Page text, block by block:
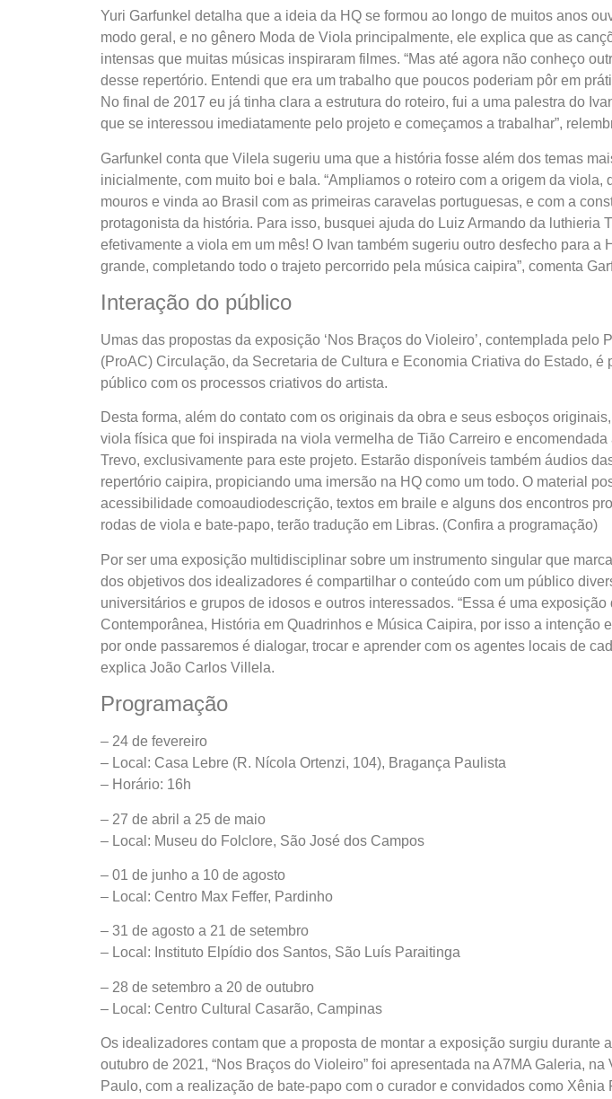
Yuri Garfunkel detalha que a ideia da HQ se formou ao longo de muitos anos
modo geral, e no gênero Moda de Viola principalmente, ele explica que as
intensas que muitas músicas inspiraram filmes. “Mas até agora não conheço
desse repertório. Entendi que era um trabalho que poucos poderiam pôr em
No final de 2017 eu já tinha clara a estrutura do roteiro, fui a uma palestra do
que se interessou imediatamente pelo projeto e começamos a trabalhar”,
Garfunkel conta que Vilela sugeriu uma que a história fosse além dos temas
inicialmente, com muito boi e bala. “Ampliamos o roteiro com a origem da viola,
mouros e vinda ao Brasil com as primeiras caravelas portuguesas, e com a
protagonista da história. Para isso, busquei ajuda do Luiz Armando da luthieria
efetivamente a viola em um mês! O Ivan também sugeriu outro desfecho para a
grande, completando todo o trajeto percorrido pela música caipira”, comenta
Interação do público
Umas das propostas da exposição ‘Nos Braços do Violeiro’, contemplada pelo
(ProAC) Circulação, da Secretaria de Cultura e Economia Criativa do Estado, é
público com os processos criativos do artista.
Desta forma, além do contato com os originais da obra e seus esboços
viola física que foi inspirada na viola vermelha de Tião Carreiro e
Trevo, exclusivamente para este projeto. Estarão disponíveis também áudios
repertório caipira, propiciando uma imersão na HQ como um todo. O material
acessibilidade comoaudiodescrição, textos em braile e alguns dos encontros
rodas de viola e bate-papo, terão tradução em Libras. (Confira a programação)
Por ser uma exposição multidisciplinar sobre um instrumento singular que
dos objetivos dos idealizadores é compartilhar o conteúdo com um público
universitários e grupos de idosos e outros interessados. “Essa é uma exposição
Contemporânea, História em Quadrinhos e Música Caipira, por isso a intenção
por onde passaremos é dialogar, trocar e aprender com os agentes locais de
explica João Carlos Villela.
Programação
– 24 de fevereiro
– Local: Casa Lebre (R. Nícola Ortenzi, 104), Bragança Paulista
– Horário: 16h
– 27 de abril a 25 de maio
– Local: Museu do Folclore, São José dos Campos
– 01 de junho a 10 de agosto
– Local: Centro Max Feffer, Pardinho
– 31 de agosto a 21 de setembro
– Local: Instituto Elpídio dos Santos, São Luís Paraitinga
– 28 de setembro a 20 de outubro
– Local: Centro Cultural Casarão, Campinas
Os idealizadores contam que a proposta de montar a exposição surgiu durante
outubro de 2021, “Nos Braços do Violeiro” foi apresentada na A7MA Galeria,
Paulo, com a realização de bate-papo com o curador e convidados como Xênia